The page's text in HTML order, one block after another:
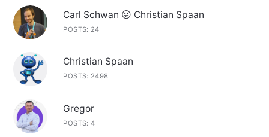
Carl Schwan 😛 Christian Spaan
POSTS: 24
Christian Spaan
POSTS: 2498
Gregor
POSTS: 4